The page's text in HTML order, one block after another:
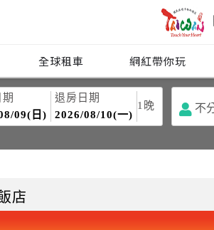
全球租車 網紅帶你玩
09(日)
退房日期
2026/08/10(一)
1 晚
店